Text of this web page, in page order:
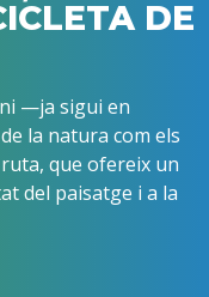
DE
—ja sigui en
la natura com els
que ofereix un
del paisatge i a la